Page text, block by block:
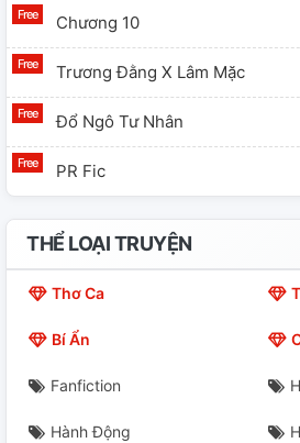
Chương 10
Trương Đằng X Lâm Mặc
Đổ Ngô Tư Nhân
PR Fic
THỂ LOẠI TRUYỆN
Thơ Ca
Bí Ẩn
Fanfiction
Hành Động